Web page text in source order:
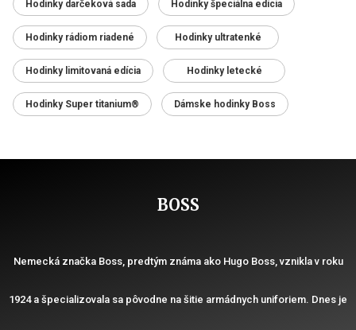
Hodinky darčeková sada Hodinky špeciálna edícia
Hodinky rádiom riadené Hodinky ultratenké
Hodinky limitovaná edícia Hodinky letecké
Hodinky Super titanium® Dámske hodinky Boss
BOSS
Nemecká značka Boss, predtým známa ako Hugo Boss, vznikla v roku
1924 a špecializovala sa pôvodne na šitie armádnych uniforiem. Dnes je